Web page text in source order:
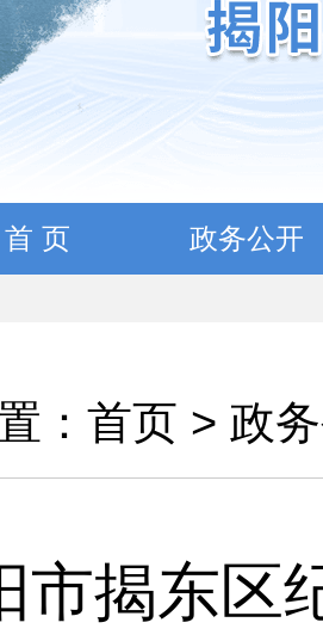
首 页 政务公开
： 首页 > 政
市揭东区